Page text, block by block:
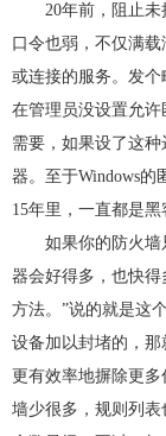
20年前，阻止
口令也弱，不仅满
或连接的服务。发
在管理员没设置允
需要，如果设了这
器。至于Windows的
15年里，一直都是黑
如果你的防火
器会好得多，也快
方法。”说的就是这
设备加以封堵的，
更有效率地摒除更
墙少很多，规则列